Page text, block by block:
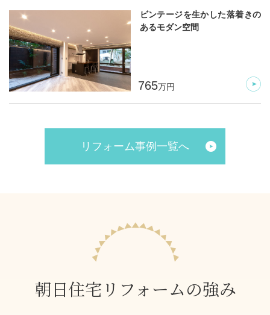
ビンテージを生かした落着きの
あるモダン空間
765万円
リフォーム事例一覧へ
朝日住宅リフォームの強み